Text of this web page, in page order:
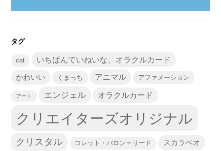
タグ
cat いちばんていねいな、オラクルカード
かわいい くまっち アニマル アファメーション
アート エンジェル オラクルカード
クリエイターズオリジナル
クリスタル コレット・バロン＝リード スカラベオ